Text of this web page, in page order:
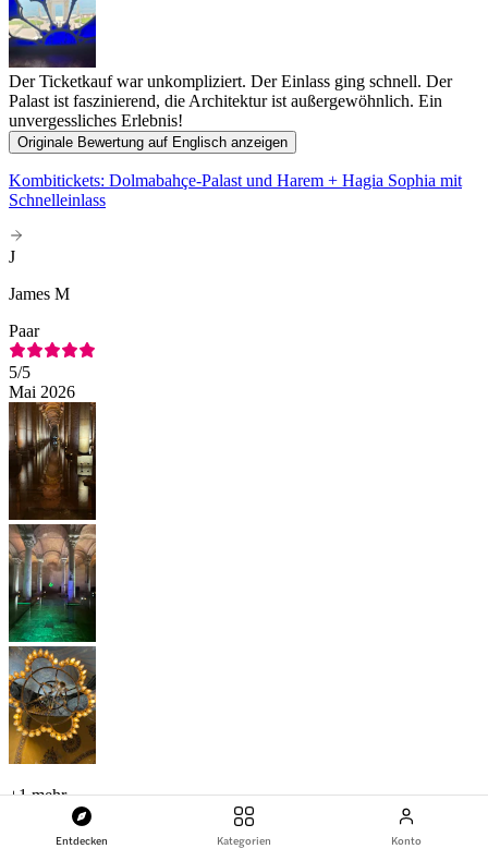
Entdecken Kategorien Konto
Der Ticketkauf war unkompliziert. Der Einlass ging schnell. Der
Palast ist faszinierend, die Architektur ist außergewöhnlich. Ein
unvergessliches Erlebnis!
Originale Bewertung auf Englisch anzeigen
Kombitickets: Dolmabahçe-Palast und Harem + Hagia Sophia mit
Schnelleinlass
J
James M
Paar
5/5
Mai 2026
+1 mehr
Einfach zu nutzende „Skip-the-Line“-Tickets. Ich konnte beide
Sehenswürdigkeiten besichtigen. Die Zisterne ist sehr